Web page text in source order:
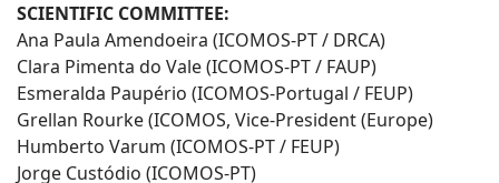
SCIENTIFIC COMMITTEE:
Ana Paula Amendoeira (ICOMOS-PT / DRCA)
Clara Pimenta do Vale (ICOMOS-PT / FAUP)
Esmeralda Paupério (ICOMOS-Portugal / FEUP)
Grellan Rourke (ICOMOS, Vice-President (Europe)
Humberto Varum (ICOMOS-PT / FEUP)
Jorge Custódio (ICOMOS-PT)